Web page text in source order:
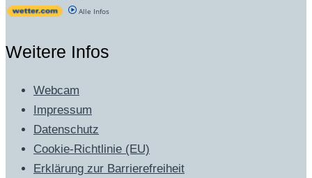
Alle Infos
Weitere Infos
Webcam
Impressum
Datenschutz
Cookie-Richtlinie (EU)
Erklärung zur Barrierefreiheit